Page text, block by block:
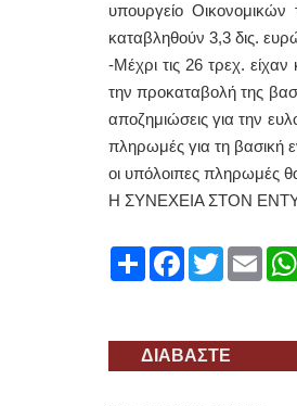
υπουργείο
καταβληθούν 3,3 δις.
-Μέχρι τις 26 τρεχ.
την προκαταβολή της
αποζημιώσεις για την
πληρωμές για τη βασική
οι υπόλοιπες πληρωμές
Η ΣΥΝΕΧΕΙΑ ΣΤΟΝ
ShareFacebook
Twitter
ΔΙΑΒΑΣΤΕ